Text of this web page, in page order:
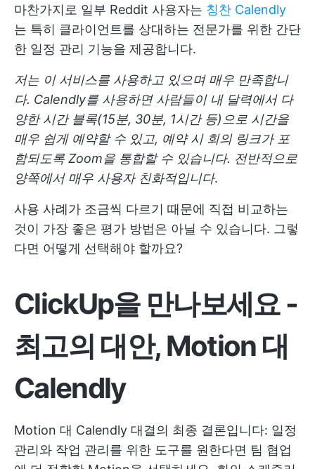
마찬가지로 일부 Reddit 사용자는 칭찬 Calendly
는 특히 클라이언트를 상대하는 전문가를 위한 간단
한 일정 관리 기능을 제공합니다.
저는 이 서비스를 사용하고 있으며 매우 만족합니
다. Calendly를 사용하면 사람들이 내 달력에서 다
양한 시간 블록(15분, 30분, 1시간 등)으로 시간을
매우 쉽게 예약할 수 있고, 예약 시 회의 링크가 포
함되도록 Zoom을 통합할 수 있습니다. 전반적으로
양쪽에서 매우 사용자 친화적입니다.
사용 사례가 조금씩 다르기 때문에 직접 비교하는
것이 가장 좋은 평가 방법은 아닐 수 있습니다. 그렇
다면 어떻게 선택해야 할까요?
ClickUp을 만나보세요 -
최고의 대안, Motion 대
Calendly
Motion 대 Calendly 대결의 최종 결론입니다: 일정
관리와 작업 관리를 위한 도구를 원한다면 팀 협업